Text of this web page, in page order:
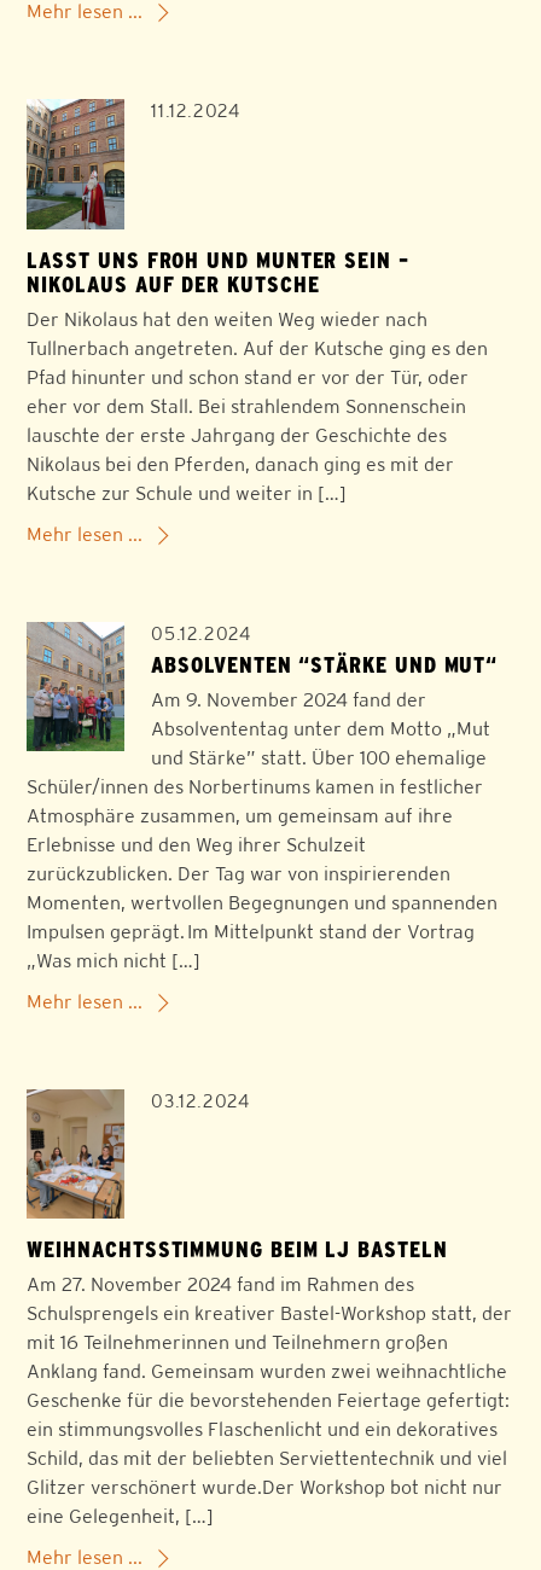
Mehr lesen ...
11.12.2024
LASST UNS FROH UND MUNTER SEIN –
NIKOLAUS AUF DER KUTSCHE
Der Nikolaus hat den weiten Weg wieder nach
Tullnerbach angetreten. Auf der Kutsche ging es den
Pfad hinunter und schon stand er vor der Tür, oder
eher vor dem Stall. Bei strahlendem Sonnenschein
lauschte der erste Jahrgang der Geschichte des
Nikolaus bei den Pferden, danach ging es mit der
Kutsche zur Schule und weiter in […]
Mehr lesen ...
05.12.2024
ABSOLVENTEN “STÄRKE UND MUT“
Am 9. November 2024 fand der
Absolvententag unter dem Motto „Mut
und Stärke” statt. Über 100 ehemalige
Schüler/innen des Norbertinums kamen in festlicher
Atmosphäre zusammen, um gemeinsam auf ihre
Erlebnisse und den Weg ihrer Schulzeit
zurückzublicken. Der Tag war von inspirierenden
Momenten, wertvollen Begegnungen und spannenden
Impulsen geprägt. Im Mittelpunkt stand der Vortrag
„Was mich nicht […]
Mehr lesen ...
03.12.2024
WEIHNACHTSSTIMMUNG BEIM LJ BASTELN
Am 27. November 2024 fand im Rahmen des
Schulsprengels ein kreativer Bastel-Workshop statt, der
mit 16 Teilnehmerinnen und Teilnehmern großen
Anklang fand. Gemeinsam wurden zwei weihnachtliche
Geschenke für die bevorstehenden Feiertage gefertigt:
ein stimmungsvolles Flaschenlicht und ein dekoratives
Schild, das mit der beliebten Serviettentechnik und viel
Glitzer verschönert wurde.Der Workshop bot nicht nur
eine Gelegenheit, […]
Mehr lesen ...